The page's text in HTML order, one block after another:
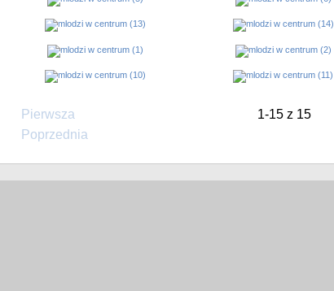
Pierwsza
Poprzednia
1-15 z 15